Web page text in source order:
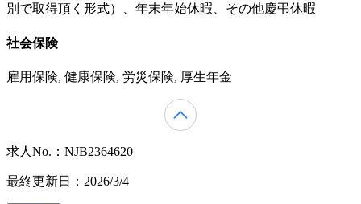
別で取得頂く形式）、年末年始休暇、その他慶弔休暇
社会保険
雇用保険, 健康保険, 労災保険, 厚生年金
求人No.：NJB2364620
最終更新日：2026/3/4